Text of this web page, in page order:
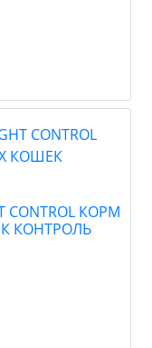
CONTROL КОРМ
КОНТРОЛЬ